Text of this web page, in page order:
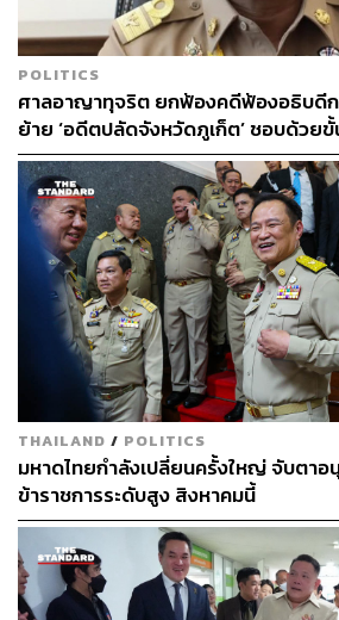
สามารถพัฒนาเองได้ก็จะเดินหน้าด้วย
กับการดึงธุรกิจอื่นในเครือเซ็นทรัลเข้
เกิดการทำงานร่วมกัน รวมถึงเปิดรับพัน
สร้างโอกาสทางธุรกิจใหม่ๆ ในจังหวะ
ยกตัวอย่างสำคัญคือโครงการ อย่าง เ
เดิมเริ่มต้นการพัฒนาโดยเซ็นทรัล แลน
นท์ ก่อนจะส่งต่อให้ เซ็นทรัล พัฒนา เข้
มา
และอีกหนึ่งความได้เปรียบสำคัญของก
ทะเบียนในตลาดหลักทรัพย์ คือความค
ลงทุน บริษัทไม่ต้องเผชิญแรงกดดันใน
รายปี แต่สามารถพิจารณาความเหมาะ
ธุรกิจเป็นหลัก ทำให้หลายโครงการใช้
จนถึงเปิดตัวไม่ถึง 2 ปีเท่านั้น
สามารถติดตาม THE
ผ่านแอปพลิเคชันต่างๆ ที่คุณสะดวกหรื
POLITICS
ศาลอาญาทุจริต ยกฟ้องคดีฟ้องอธิบดี
ย้าย ‘อดีตปลัดจังหวัดภูเก็ต’ ชอบด้วย
THAILAND / POLITICS
มหาดไทยกำลังเปลี่ยนครั้งใหญ่ จับตาอ
ข้าราชการระดับสูง สิงหาคมนี้